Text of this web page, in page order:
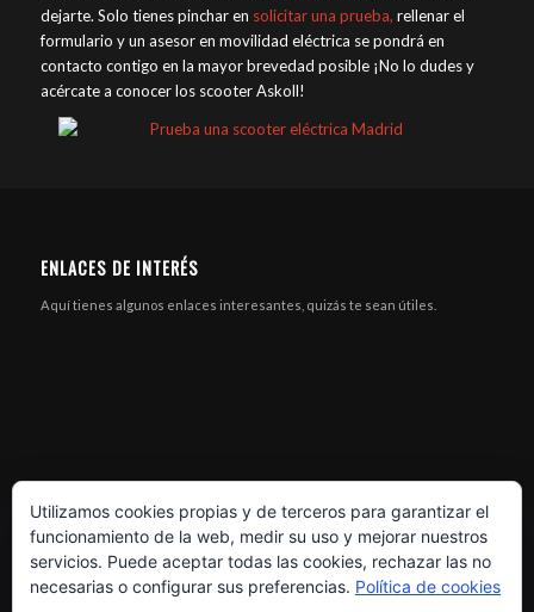
dejarte. Solo tienes pinchar en solicitar una prueba, rellenar el
formulario y un asesor en movilidad eléctrica se pondrá en
contacto contigo en la mayor brevedad posible ¡No lo dudes y
acércate a conocer los scooter Askoll!
ENLACES DE INTERÉS
Aquí tienes algunos enlaces interesantes, quizás te sean útiles.
Utilizamos cookies propias y de terceros para garantizar el
funcionamiento de la web, medir su uso y mejorar nuestros
servicios. Puede aceptar todas las cookies, rechazar las no
necesarias o configurar sus preferencias. Política de cookies